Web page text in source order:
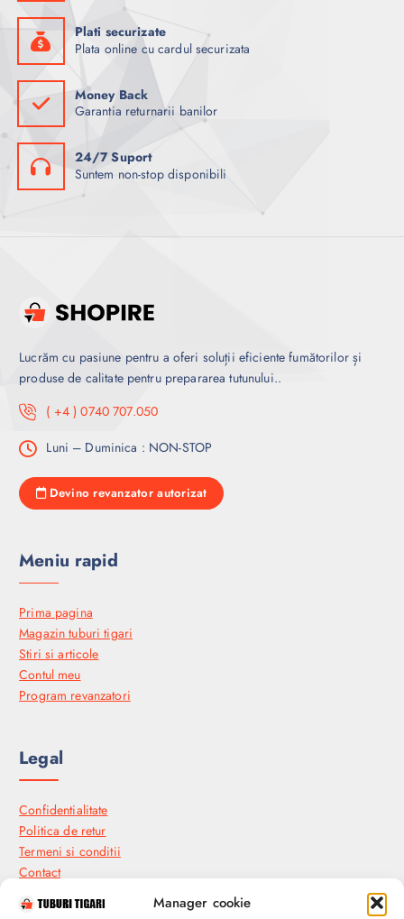
Manager cookie
Plati securizate
Plata online cu cardul securizata
Money Back
Garantia returnarii banilor
24/7 Suport
Suntem non-stop disponibili
Lucrăm cu pasiune pentru a oferi soluții eficiente fumătorilor și
produse de calitate pentru prepararea tutunului..
( +4 ) 0740 707.050
Luni – Duminica : NON-STOP
Devino revanzator autorizat
Meniu rapid
Prima pagina
Magazin tuburi tigari
Stiri si articole
Contul meu
Program revanzatori
Legal
Confidentialitate
Politica de retur
Termeni si conditii
Contact